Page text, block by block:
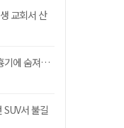
교회서 산
기에 숨져…
서 불길